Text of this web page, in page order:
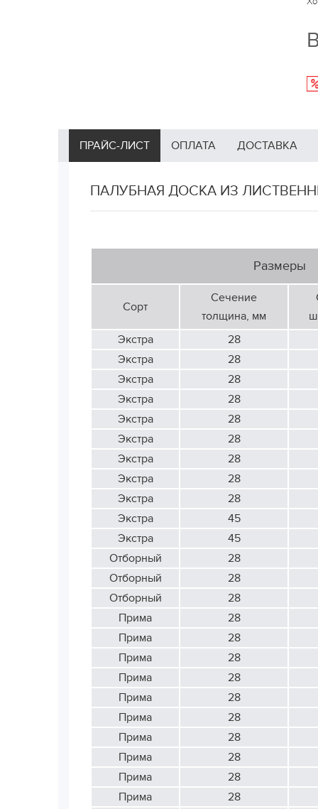
ПРАЙС-ЛИСТ ОПЛАТА ДОСТАВКА
ПАЛУБНАЯ ДОСКА ИЗ
Размеры
Сорт
Сечение
толщина, мм
Экстра
28
Экстра
28
Экстра
28
Экстра
28
Экстра
28
Экстра
28
Экстра
28
Экстра
28
Экстра
28
Экстра
45
Экстра
45
Отборный
28
Отборный
28
Отборный
28
Прима
28
Прима
28
Прима
28
Прима
28
Прима
28
Прима
28
Прима
28
Прима
28
Прима
28
Прима
28